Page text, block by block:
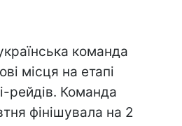
команда
місця на етапі
рейдів. Команда
фінішувала на 2